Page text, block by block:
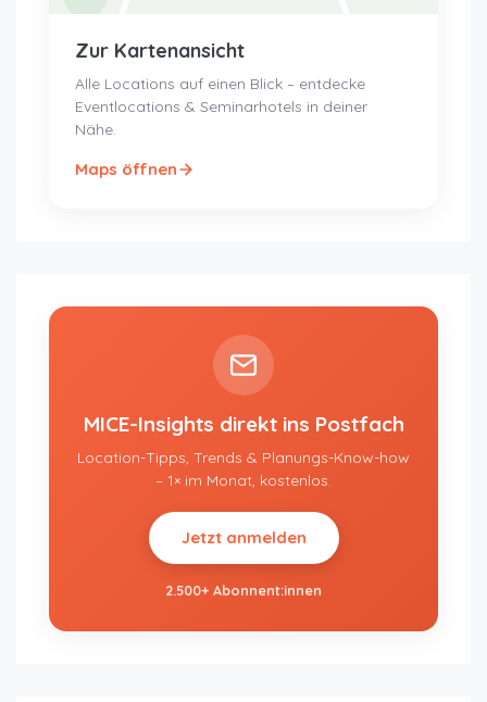
Zur Kartenansicht
Alle Locations auf einen Blick – entdecke
Eventlocations & Seminarhotels in deiner
Nähe.
Maps öffnen
MICE-Insights direkt ins Postfach
Location-Tipps, Trends & Planungs-Know-how
– 1× im Monat, kostenlos.
Jetzt anmelden
2.500+ Abonnent:innen